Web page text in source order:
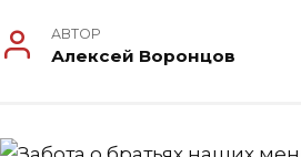
АВТОР
Алексей Воронцов